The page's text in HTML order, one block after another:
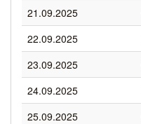
21.09.2025
22.09.2025
23.09.2025
24.09.2025
25.09.2025